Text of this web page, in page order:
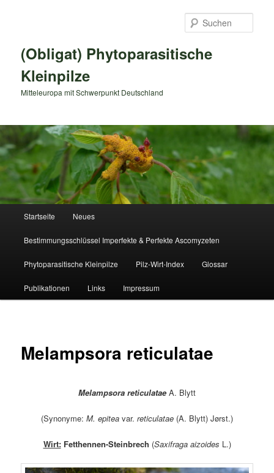
(Obligat) Phytoparasitische
Kleinpilze
Mitteleuropa mit Schwerpunkt Deutschland
Startseite Neues
Bestimmungsschlüssel Imperfekte & Perfekte Ascomyzeten
Phytoparasitische Kleinpilze Pilz-Wirt-Index Glossar
Publikationen Links Impressum
Melampsora reticulatae
Melampsora reticulatae A. Blytt
(Synonyme: M. epitea var. reticulatae (A. Blytt) Jørst.)
Wirt:Fetthennen-Steinbrech (Saxifraga aizoides L.)